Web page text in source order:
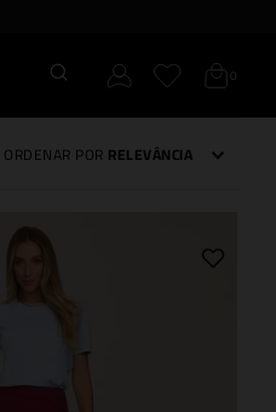
0
ORDENAR POR RELEVÂNCIA